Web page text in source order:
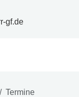
gf.de
Termine